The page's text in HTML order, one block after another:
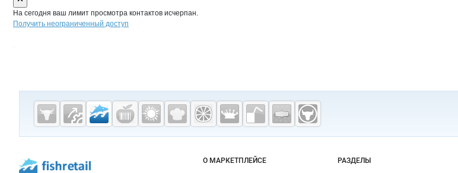
На сегодня ваш лимит просмотра контактов исчерпан.
Получить неограниченный доступ
Дополнительная информация
Cсылки на полезные проекты
Fishretail.ru —
рыба,
Важные разделы и контакты Навигация по сайту
О МАРКЕТПЛЕЙСЕ РАЗДЕЛЫ